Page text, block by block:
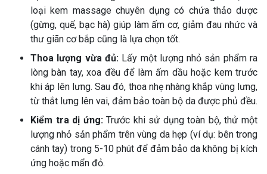
loại kem massage chuyên dụng có chứa thảo dược
(gừng, quế, bạc hà) giúp làm ấm cơ, giảm đau nhức và
thư giãn cơ bắp cũng là lựa chọn tốt.
Thoa lượng vừa đủ:Lấy một lượng nhỏ sản phẩm ra
lòng bàn tay, xoa đều để làm ấm dầu hoặc kem trước
khi áp lên lưng. Sau đó, thoa nhẹ nhàng khắp vùng lưng,
từ thắt lưng lên vai, đảm bảo toàn bộ da được phủ đều.
Kiểm tra dị ứng:Trước khi sử dụng toàn bộ, thử một
lượng nhỏ sản phẩm trên vùng da hẹp (ví dụ: bên trong
cánh tay) trong 5-10 phút để đảm bảo da không bị kích
ứng hoặc mẩn đỏ.